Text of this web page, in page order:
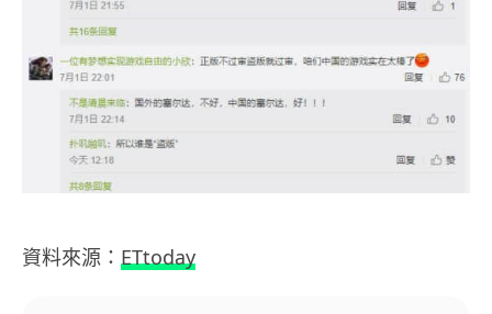
資料來源： ETtoday